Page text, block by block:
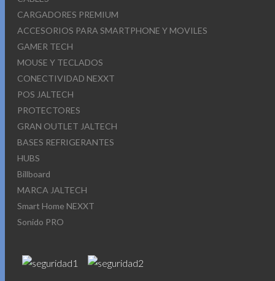
CARGADORES PREMIUM
ACCESORIOS PARA SMARTPHONE Y MOVILES
GAMER TECH
MOUSE Y TECLADOS
CONECTIVIDAD NEXXT
POS JALTECH
PROTECTORES
GRAN OUTLET JALTECH
BASES REFRIGERANTES
HUBS
Billboard
MARCA JALTECH
Smart Home NEXXT
Sonido PRO